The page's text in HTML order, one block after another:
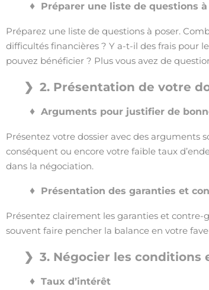
Préparer une liste de questions
Préparez une liste de questions à poser.
difficultés financières ? Y a-t-il des frais pour
pouvez bénéficier ? Plus vous avez de
2. Présentation de votre
Arguments pour justifier de
Présentez votre dossier avec des arguments
conséquent ou encore votre faible taux
dans la négociation.
Présentation des garanties et
Présentez clairement les garanties et
souvent faire pencher la balance en votre
3. Négocier les conditions
Taux d’intérêt